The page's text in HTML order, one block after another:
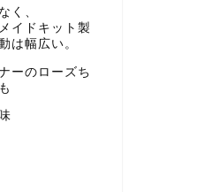
く、
イドキット製
は幅広い。
ーのローズち